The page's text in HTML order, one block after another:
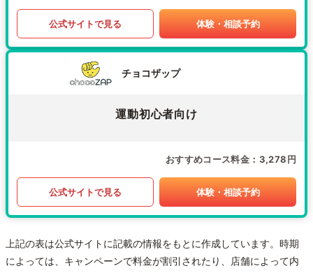
公式サイトで見る 体験・相談予約
チョコザップ
運動初心者向け
おすすめコース料金 3,278円
公式サイトで見る 体験・相談予約
上記の表は公式サイトに記載の情報をもとに作成しています。時期
によっては、キャンペーンで料金が割引されたり、店舗によって内